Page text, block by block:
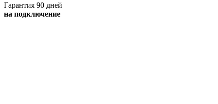
Гарантия 90 дней
на подключение